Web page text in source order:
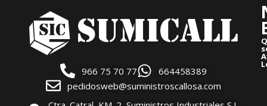
966 75 70 77
664458389
pedidosweb@suministroscallosa.com